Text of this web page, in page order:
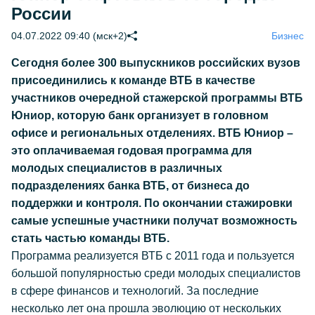
России
04.07.2022 09:40 (мск+2) Бизнес
Сегодня более 300 выпускников российских вузов
присоединились к команде ВТБ в качестве
участников очередной стажерской программы ВТБ
Юниор, которую банк организует в головном
офисе и региональных отделениях. ВТБ Юниор –
это оплачиваемая годовая программа для
молодых специалистов в различных
подразделениях банка ВТБ, от бизнеса до
поддержки и контроля. По окончании стажировки
самые успешные участники получат возможность
стать частью команды ВТБ.
Программа реализуется ВТБ с 2011 года и пользуется
большой популярностью среди молодых специалистов
в сфере финансов и технологий. За последние
несколько лет она прошла эволюцию от нескольких